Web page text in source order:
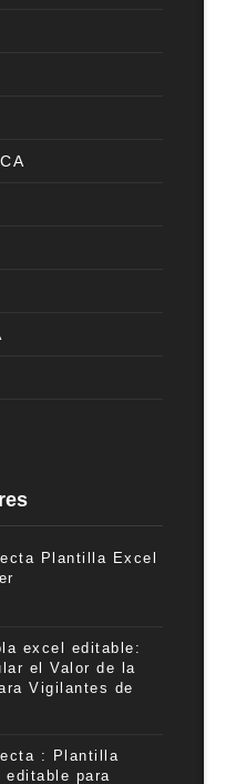
Plantilla Excel
excel editable:
el Valor de la
Vigilantes de
: Plantilla
editable para